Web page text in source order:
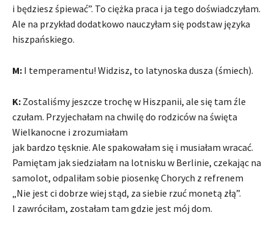
i będziesz śpiewać”. To ciężka praca i ja tego doświadczyłam.
Ale na przykład dodatkowo nauczyłam się podstaw języka
hiszpańskiego.
M: I temperamentu! Widzisz, to latynoska dusza (śmiech).
K: Zostaliśmy jeszcze trochę w Hiszpanii, ale się tam źle
czułam. Przyjechałam na chwilę do rodziców na święta
Wielkanocne i zrozumiałam
jak bardzo tęsknie. Ale spakowałam się i musiałam wracać.
Pamiętam jak siedziałam na lotnisku w Berlinie, czekając na
samolot, odpaliłam sobie piosenkę Chorych z refrenem
„Nie jest ci dobrze wiej stąd, za siebie rzuć monetą złą”.
I zawróciłam, zostałam tam gdzie jest mój dom.